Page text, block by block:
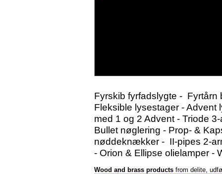
Fyrskib fyrfadslygte - Fyrtårn
Fleksible lysestager - Advent
med 1 og 2 Advent - Triode
Bullet nøglering - Prop- &
nøddeknækker - II-pipes 2-
- Orion & Ellipse olielamper -
Wood and brass productsfrom delite,